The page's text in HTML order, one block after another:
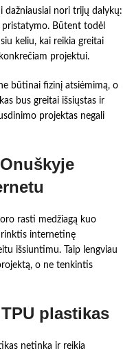
dažniausiai nori trijų dalykų:
Būtent todėl
keliu, kai reikia greitai
projektui.
būtinai fizinį atsiėmimą, o
bus greitai išsiųstas ir
projektas negali
rasti medžiagą kuo
internetinę
išsiuntimu. Taip lengviau
o ne tenkintis
plastikas
netinka ir reikia